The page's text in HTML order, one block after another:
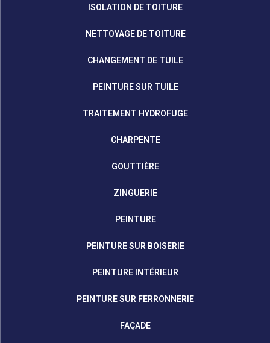
ISOLATION DE TOITURE
NETTOYAGE DE TOITURE
CHANGEMENT DE TUILE
PEINTURE SUR TUILE
TRAITEMENT HYDROFUGE
CHARPENTE
GOUTTIÈRE
ZINGUERIE
PEINTURE
PEINTURE SUR BOISERIE
PEINTURE INTÉRIEUR
PEINTURE SUR FERRONNERIE
FAÇADE